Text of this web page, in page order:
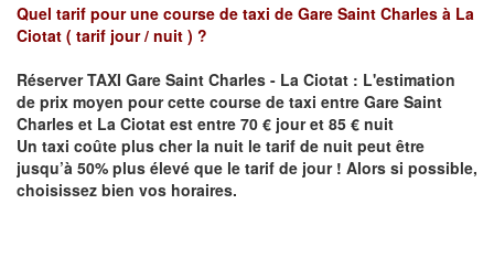
Quel tarif pour une course de taxi de Gare Saint Charles à La
Ciotat ( tarif jour / nuit ) ?
RéserverTAXI Gare Saint Charles - La Ciotat : L'estimation
de prix moyen pour cette course de taxi entre Gare Saint
Charles et La Ciotat est entre 70 € jour et 85 € nuit
Un taxi coûte plus cher la nuit le tarif de nuit peut être
jusqu’à 50% plus élevé que le tarif de jour ! Alors si possible,
choisissez bien vos horaires.